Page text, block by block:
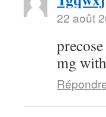
22 août
mg